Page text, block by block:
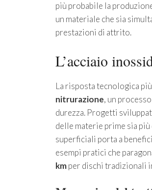
più probabile la
un materiale che sia
prestazioni di attrito.
L’acciaio
La risposta tecnologica
nitrurazione, un
durezza. Progetti
delle materie prime sia
superficiali porta a
esempi pratici che
kmper dischi tradizionali